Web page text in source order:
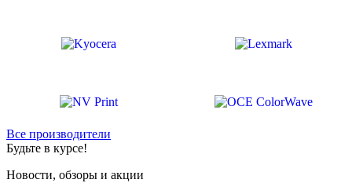
Все производители
Будьте в курсе!
Новости, обзоры и акции